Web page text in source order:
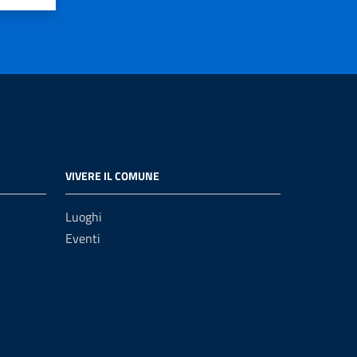
VIVERE IL COMUNE
Luoghi
Eventi